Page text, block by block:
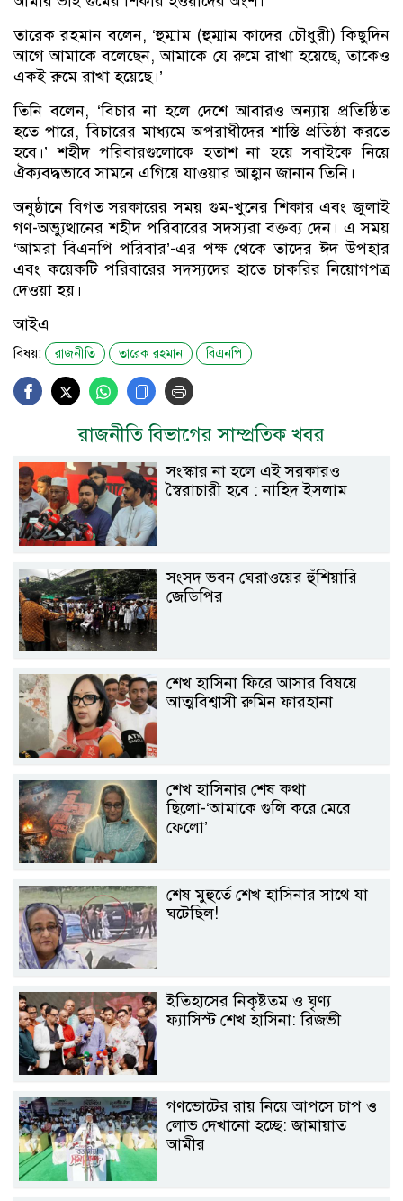
তারেক রহমান বলেন, ‘হুম্মাম (হুম্মাম কাদের চৌধুরী) কিছুদিন
আগে আমাকে বলেছেন, আমাকে যে রুমে রাখা হয়েছে, তাকেও
একই রুমে রাখা হয়েছে।’
তিনি বলেন, ‘বিচার না হলে দেশে আবারও অন্যায় প্রতিষ্ঠিত
হতে পারে, বিচারের মাধ্যমে অপরাধীদের শাস্তি প্রতিষ্ঠা করতে
হবে।’ শহীদ পরিবারগুলোকে হতাশ না হয়ে সবাইকে নিয়ে
ঐক্যবদ্ধভাবে সামনে এগিয়ে যাওয়ার আহ্বান জানান তিনি।
অনুষ্ঠানে বিগত সরকারের সময় গুম-খুনের শিকার এবং জুলাই
গণ-অভ্যুত্থানের শহীদ পরিবারের সদস্যরা বক্তব্য দেন। এ সময়
‘আমরা বিএনপি পরিবার’-এর পক্ষ থেকে তাদের ঈদ উপহার
এবং কয়েকটি পরিবারের সদস্যদের হাতে চাকরির নিয়োগপত্র
দেওয়া হয়।
আইএ
বিষয়: রাজনীতি তারেক রহমান বিএনপি
রাজনীতি বিভাগের সাম্প্রতিক খবর
সংস্কার না হলে এই সরকারও
স্বৈরাচারী হবে : নাহিদ ইসলাম
সংসদ ভবন ঘেরাওয়ের হুঁশিয়ারি
জেডিপির
শেখ হাসিনা ফিরে আসার বিষয়ে
আত্মবিশ্বাসী রুমিন ফারহানা
শেখ হাসিনার শেষ কথা
ছিলো-‘আমাকে গুলি করে মেরে
ফেলো’
শেষ মুহুর্তে শেখ হাসিনার সাথে যা
ঘটেছিল!
ইতিহাসের নিকৃষ্টতম ও ঘৃণ্য
ফ্যাসিস্ট শেখ হাসিনা: রিজভী
গণভোটের রায় নিয়ে আপসে চাপ ও
লোভ দেখানো হচ্ছে: জামায়াত
আমীর